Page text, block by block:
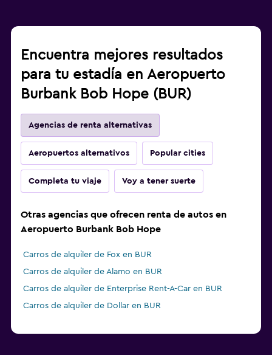
Encuentra mejores resultados
para tu estadía en Aeropuerto
Burbank Bob Hope (BUR)
Agencias de renta alternativas
Aeropuertos alternativos Popular cities
Completa tu viaje Voy a tener suerte
Otras agencias que ofrecen renta de autos en
Aeropuerto Burbank Bob Hope
Carros de alquiler de Fox en BUR
Carros de alquiler de Alamo en BUR
Carros de alquiler de Enterprise Rent-A-Car en BUR
Carros de alquiler de Dollar en BUR